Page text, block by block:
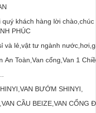
khách hàng lời
PHÚC
và lẻ,vật tư ngành
Toàn,Van cổng,Van 1
BƯỚM SHINYI,
CẦU BEIZE,VAN CỔNG